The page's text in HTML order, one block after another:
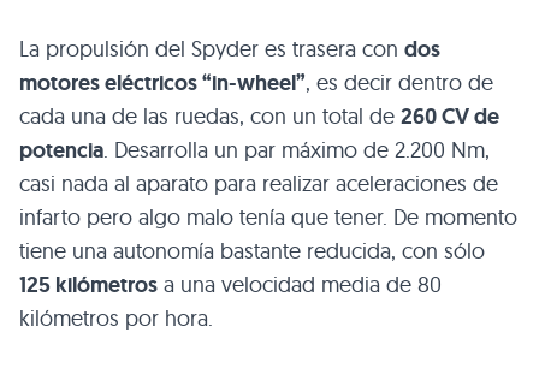
La propulsión del Spyder es trasera con dos
motores eléctricos “in-wheel”, es decir dentro de
cada una de las ruedas, con un total de 260 CV de
potencia. Desarrolla un par máximo de 2.200 Nm,
casi nada al aparato para realizar aceleraciones de
infarto pero algo malo tenía que tener. De momento
tiene una autonomía bastante reducida, con sólo
125 kilómetros a una velocidad media de 80
kilómetros por hora.